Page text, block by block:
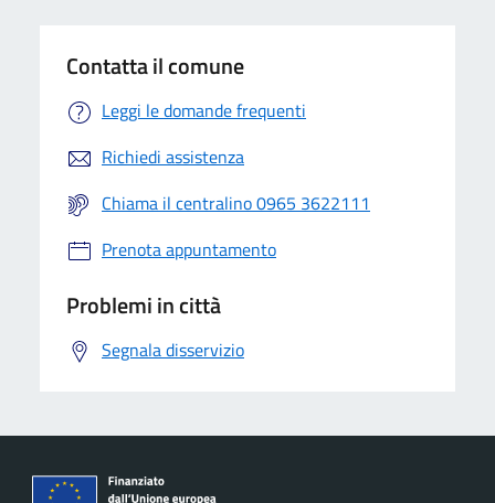
Contatta il comune
Leggi le domande frequenti
Richiedi assistenza
Chiama il centralino 0965 3622111
Prenota appuntamento
Problemi in città
Segnala disservizio